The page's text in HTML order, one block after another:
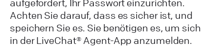
aufgefordert, Ihr Passwort einzurichten.
Achten Sie darauf, dass es sicher ist, und
speichern Sie es. Sie benötigen es, um sich
in der LiveChat® Agent-App anzumelden.